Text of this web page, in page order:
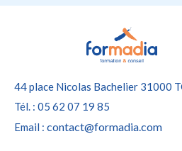
44 place Nicolas Bachelier 31000
Tél. : 05 62 07 19 85
Email : contact@formadia.com